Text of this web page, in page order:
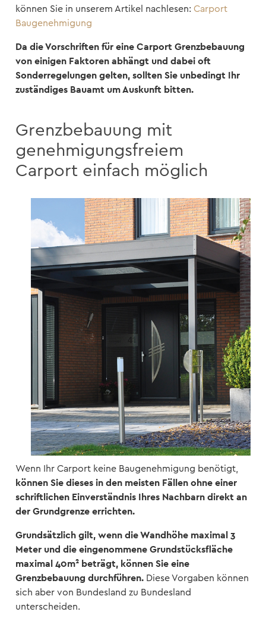
können Sie in unserem Artikel nachlesen:Carport
Baugenehmigung
Da die Vorschriften für eine Carport Grenzbebauung
von einigen Faktoren abhängt und dabei oft
Sonderregelungen gelten, sollten Sie unbedingt Ihr
zuständiges Bauamt um Auskunft bitten.
Grenzbebauung mit
genehmigungsfreiem
Carport einfach möglich
Wenn Ihr Carport keine Baugenehmigung benötigt,
können Sie dieses in den meisten Fällen ohne einer
schriftlichen Einverständnis Ihres Nachbarn direkt an
der Grundgrenze errichten.
Grundsätzlich gilt, wenn die Wandhöhe maximal 3
Meter und die eingenommene Grundstücksfläche
maximal 40m² beträgt, können Sie eine
Grenzbebauung durchführen. Diese Vorgaben können
sich aber von Bundesland zu Bundesland
unterscheiden.